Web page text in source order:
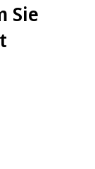
Sie